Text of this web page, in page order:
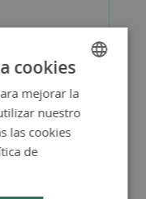
SPANISH
ENGLISH
cookies
mejorar la
nuestro
las cookies
de